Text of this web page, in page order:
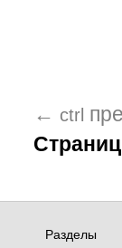
← ctrl
Разделы